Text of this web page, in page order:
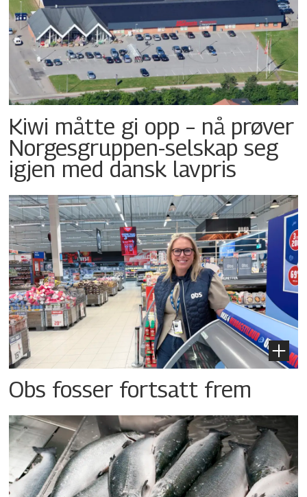
Kiwi måtte gi opp – nå prøver
Norgesgruppen-selskap seg
igjen med dansk lavpris
Obs fosser fortsatt frem